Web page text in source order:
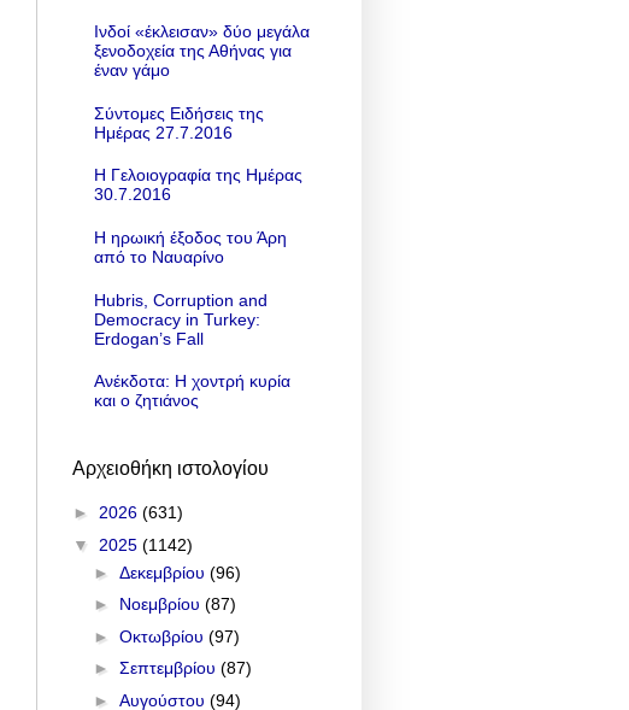
Ινδοί «έκλεισαν» δύο μεγάλα
ξενοδοχεία της Αθήνας για
έναν γάμο
Σύντομες Ειδήσεις της
Ημέρας 27.7.2016
Η Γελοιογραφία της Ημέρας
30.7.2016
Η ηρωική έξοδος του Άρη
από το Ναυαρίνο
Hubris, Corruption and
Democracy in Turkey:
Erdogan’s Fall
Ανέκδοτα: Η χοντρή κυρία
και ο ζητιάνος
Αρχειοθήκη ιστολογίου
► 2026 (631)
▼ 2025 (1142)
► Δεκεμβρίου (96)
► Νοεμβρίου (87)
► Οκτωβρίου (97)
► Σεπτεμβρίου (87)
► Αυγούστου (94)